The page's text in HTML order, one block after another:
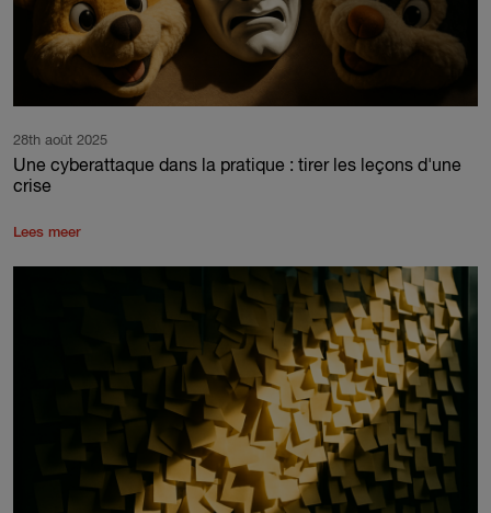
28th août 2025
Une cyberattaque dans la pratique : tirer les leçons d'une
crise
Lees meer